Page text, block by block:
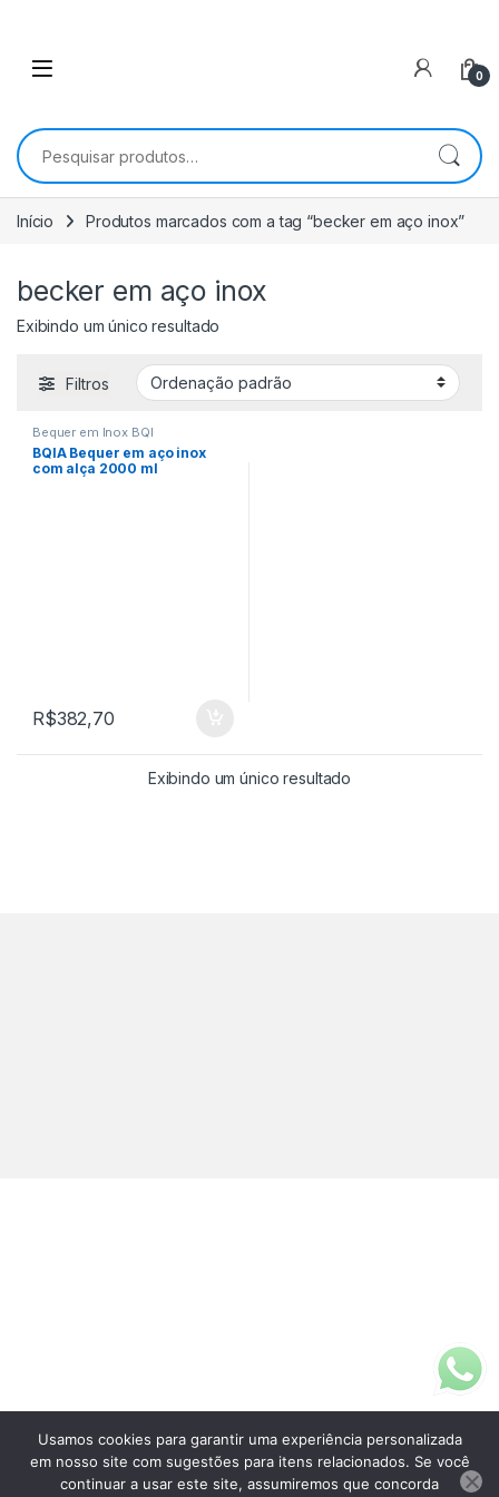
0
Pesquisar por:
Início Produtos marcados com a tag “becker em aço inox”
becker em aço inox
Exibindo um único resultado
Filtros
Bequer em Inox BQI
BQIA Bequer em aço inox
com alça 2000 ml
R$382,70
Exibindo um único resultado
Fale Conosco
(11)3313-5200
Usamos cookies para garantir uma experiência personalizada
em nosso site com sugestões para itens relacionados. Se você
continuar a usar este site, assumiremos que concorda